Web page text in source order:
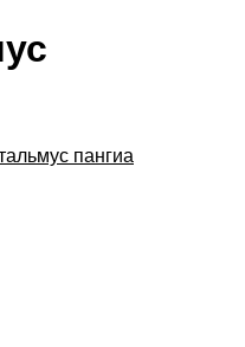
пангиа